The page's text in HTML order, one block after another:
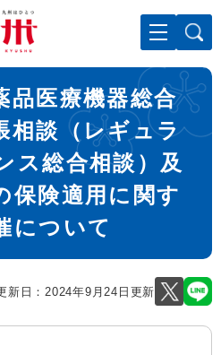
飛ばして本文へ
品医療機器総合
相談（レギュラ
ス総合相談）及
保険適用に関す
について
新日：2024年9月24日更新